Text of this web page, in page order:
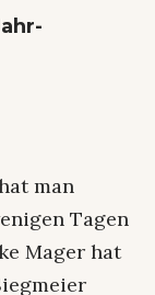
man
Tagen
Mager hat